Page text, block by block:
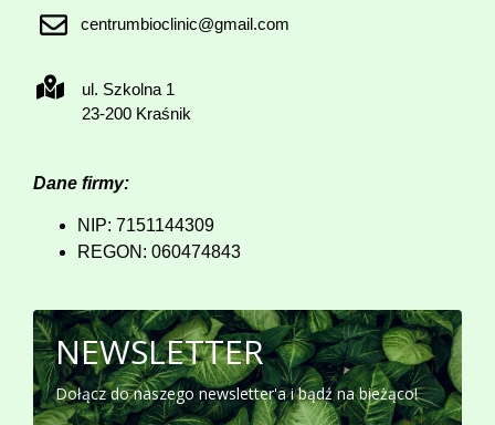
centrumbioclinic@gmail.com
ul. Szkolna 1
23-200 Kraśnik
Dane firmy:
NIP: 7151144309
REGON: 060474843
NEWSLETTER
Dołącz do naszego newsletter'a i bądź na bieżąco!